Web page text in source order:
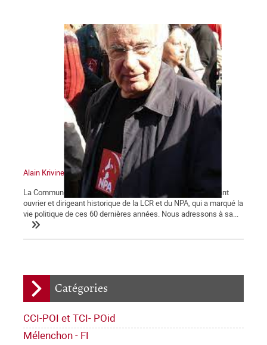
Catégories
CCI-POI et TCI- POid
Mélenchon - FI
Alain Krivine
La Commune tient à saluer la mémoire d'Alain Krivine, militant
ouvrier et dirigeant historique de la LCR et du NPA, qui a marqué la
vie politique de ces 60 dernières années. Nous adressons à sa...